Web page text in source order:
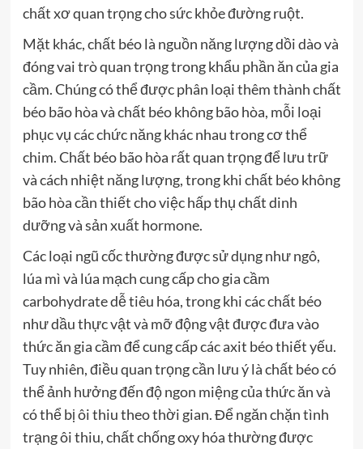
chất xơ quan trọng cho sức khỏe đường ruột.
Mặt khác, chất béo là nguồn năng lượng dồi dào và
đóng vai trò quan trọng trong khẩu phần ăn của gia
cầm. Chúng có thể được phân loại thêm thành chất
béo bão hòa và chất béo không bão hòa, mỗi loại
phục vụ các chức năng khác nhau trong cơ thể
chim. Chất béo bão hòa rất quan trọng để lưu trữ
và cách nhiệt năng lượng, trong khi chất béo không
bão hòa cần thiết cho việc hấp thụ chất dinh
dưỡng và sản xuất hormone.
Các loại ngũ cốc thường được sử dụng như ngô,
lúa mì và lúa mạch cung cấp cho gia cầm
carbohydrate dễ tiêu hóa, trong khi các chất béo
như dầu thực vật và mỡ động vật được đưa vào
thức ăn gia cầm để cung cấp các axit béo thiết yếu.
Tuy nhiên, điều quan trọng cần lưu ý là chất béo có
thể ảnh hưởng đến độ ngon miệng của thức ăn và
có thể bị ôi thiu theo thời gian. Để ngăn chặn tình
trạng ôi thiu, chất chống oxy hóa thường được